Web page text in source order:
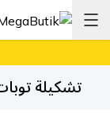
تشكيلة